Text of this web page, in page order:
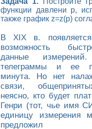
функции давлени p,
также график z=z(p)
В XIX в.
возможность
данные
телеграммы и ее
минута. Но нет
связи,
неясно, кто будет
Генри (тот, чье имя
единицу измерения
предложил